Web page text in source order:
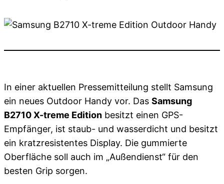
In einer aktuellen Pressemitteilung stellt Samsung
ein neues Outdoor Handy vor. Das Samsung
B2710 X-treme Edition besitzt einen GPS-
Empfänger, ist staub- und wasserdicht und besitzt
ein kratzresistentes Display. Die gummierte
Oberfläche soll auch im „Außendienst“ für den
besten Grip sorgen.